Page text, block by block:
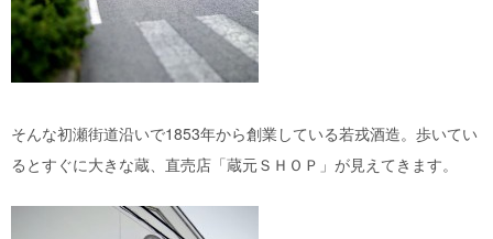
そんな初瀬街道沿いで1853年から創業している若戎酒造。歩いてい
るとすぐに大きな蔵、直売店「蔵元ＳＨＯＰ」が見えてきます。